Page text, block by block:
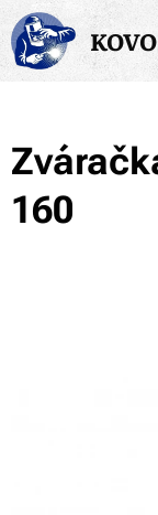
160